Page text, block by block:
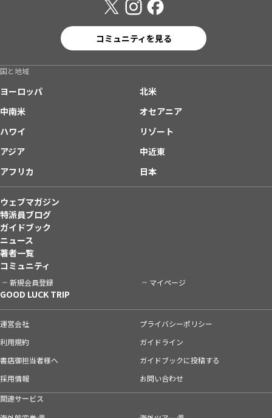
コミュニティを見る
国と地域
ヨーロッパ
北米
中南米
オセアニア
ハワイ
リゾート
アジア
中近東
アフリカ
日本
ウェブマガジン
特派員ブログ
ガイドブック
ニュース
著者一覧
コミュニティ
新規会員登録 マイページ
GOOD LUCK TRIP
運営会社
プライバシーポリシー
利用規約
ガイドライン
書店御担当者様へ
ガイドブックに投稿する
採用情報
お問い合わせ
関連サービス